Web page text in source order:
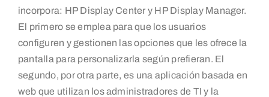
incorpora: HP Display Center y HP Display Manager.
El primero se emplea para que los usuarios
configuren y gestionen las opciones que les ofrece la
pantalla para personalizarla según prefieran. El
segundo, por otra parte, es una aplicación basada en
web que utilizan los administradores de TI y la